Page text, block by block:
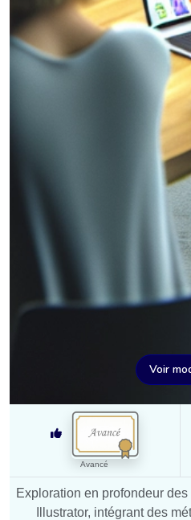
Voir
Avancé
Exploration en profondeur
Illustrator, intégrant des